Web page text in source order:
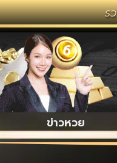
รวมเรื่องน่ารู้เ
ข่าวหวย